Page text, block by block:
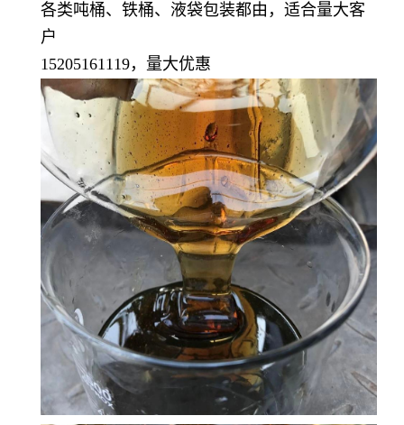
各类吨桶、铁桶、液袋包装都由，适合量大客
户
15205161119，量大优惠